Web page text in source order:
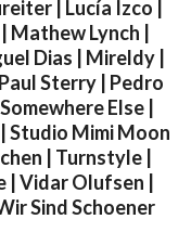
| Lucía Izco |
Lynch |
Dias | Mireldy |
Sterry | Pedro
Else |
Studio Mimi Moon
| Turnstyle |
Vidar Olufsen |
Sind Schoener